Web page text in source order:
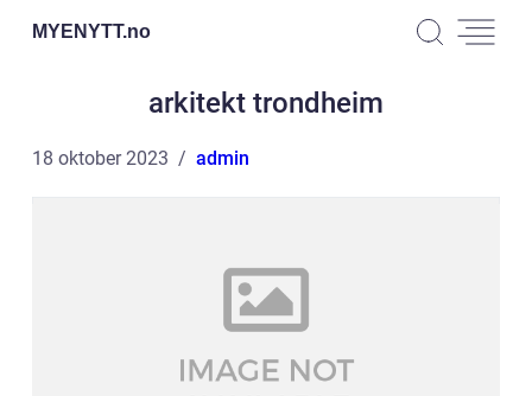
MYENYTT.no
arkitekt trondheim
18 oktober 2023 admin